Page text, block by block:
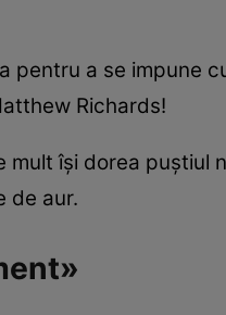
pentru a se impune
Richards!
îşi dorea puştiul
de aur.